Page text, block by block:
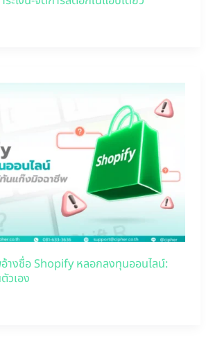
างชื่อ Shopify หลอกลงทุนออนไลน์:
วเอง